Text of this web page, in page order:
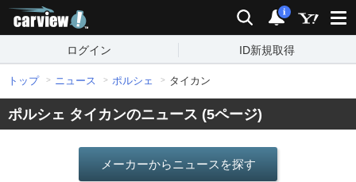
検索 通知
i
ログイン ID新規取得
トップ ニュース ポルシェ タイカン
ポルシェ タイカンのニュース (5ページ)
メーカーからニュースを探す